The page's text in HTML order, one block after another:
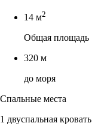
14 м2
Общая площадь
320 м
до моря
Спальные места
1 двуспальная кровать